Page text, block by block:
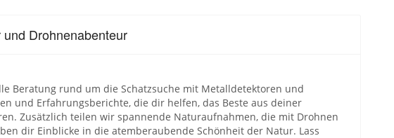
Drohnenabenteur
Beratung rund um die Schatzsuche mit Metalldetektoren und
und Erfahrungsberichte, die dir helfen, das Beste aus deiner
Zusätzlich teilen wir spannende Naturaufnahmen, die mit Drohnen
dir Einblicke in die atemberaubende Schönheit der Natur. Lass